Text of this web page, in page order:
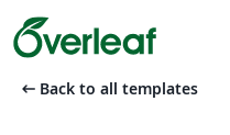
arrow_left_alt Back to all templates